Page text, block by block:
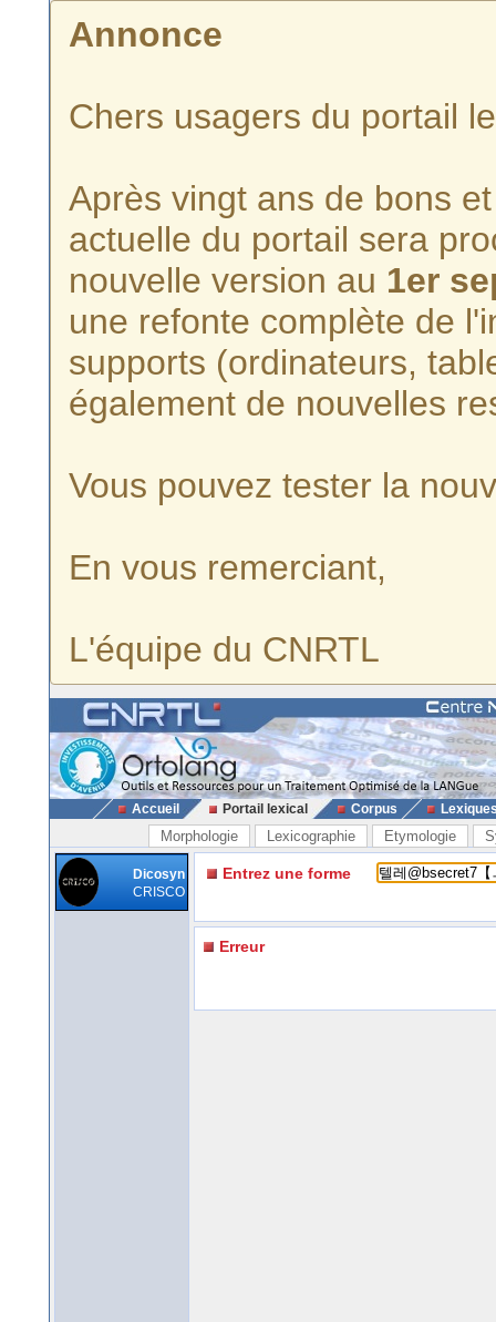
Annonce
Chers usagers du portail
Après vingt ans de bons
actuelle du portail sera
nouvelle version au 1er
une refonte complète de
supports (ordinateurs,
également de nouvelles
Vous pouvez tester la
En vous remerciant,
L'équipe du CNRTL
Accueil Portail lexical Corpus
Morphologie Lexicographie Etymologie
Dicosyn
CRISCO
Entrez une forme
Erreur